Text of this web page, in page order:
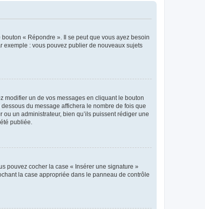
« Répondre ». Il se peut que vous ayez besoin
exemple : vous pouvez publier de nouveaux sujets
modifier un de vos messages en cliquant le bouton
du message affichera le nombre de fois que
ou un administrateur, bien qu’ils puissent rédiger une
publiée.
pouvez cocher la case « Insérer une signature »
la case appropriée dans le panneau de contrôle